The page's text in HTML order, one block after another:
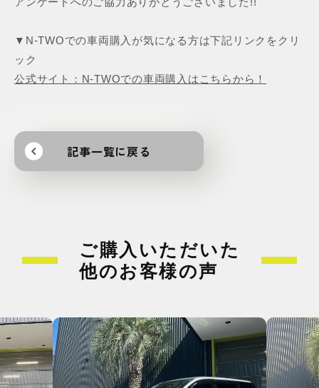
▼N-TWOでの車両購入が気になる方は下記リンクをクリ
ック
公式サイト：N-TWOでの車両購入はこちらから！
記事一覧に戻る
ご購入いただいた
他のお客様の声